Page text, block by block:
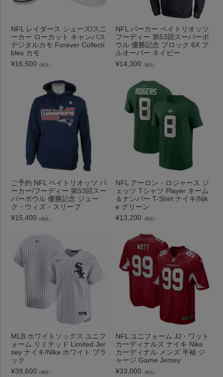
NFL レイダース シューズ/スニ
ーカー ローカット キャンバス
デジタルカモ Forever Collecti
bles カモ
¥16,500 （税込）
NFL パーカー ペイトリオッツ
フーディー 第53回スーパーボ
ウル 優勝記念 ブロック 6X プ
ルオーバー ネイビー
¥14,300 （税込）
ご予約 NFL ペイトリオッツ パ
ーカー/フーディー 第53回スー
パーボウル 優勝記念 ジュー
ク・ウィズ・スリーブ
¥15,400 （税込）
NFL アーロン・ロジャース ジ
ェッツ Tシャツ Player ネーム
＆ナンバー T-Shirt ナイキ/Nik
e グリーン
¥13,200 （税込）
MLB ホワイトソックス ユニフ
ォーム リミテッド Limited Jer
sey ナイキ/Nike ホワイト ブラ
ック
¥39,600 （税込）
NFL ユニフォーム JJ・ワット
カーディナルス ナイキ Nike
カーディナル メンズ 半袖 ジ
ャージ Game Jersey
¥33,000 （税込）